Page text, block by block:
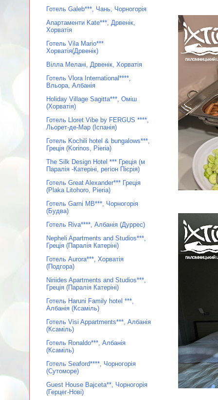
Готель Galeb***, Чань, Чорногорія
Апартаменти Kate***, Дрвенік,
Хорватія
Готель Vila Mario***
Хорватія(Дрвенік)
Вілла Мелані, Дрвенік, Хорватія
Готель Vlora International****,
Вльора, Албанія
Holiday Village Sagitta***, Оміш
(Хорватія)
Готель Lloret Vibe by FERGUS ****,
Льорет-де-Мар (Іспанія)
Готель Kochili hotel & bungalows***,
Греція (Korinos, Pieria)
The Silk Design Hotel *** Греція (м
Паралія -Катеріні, регіон Пієрія)
Готель Great Alexander*** Греція
(Plaka Litohoro, Pieria)
Готель Garni MB***, Чорногорія
(Будва)
Готель Riva****, Албанія (Дуррес)
Nepheli Apartments and Studios***,
Греція (Паралія Катеріні)
Готель Aurora***, Хорватія
(Подгора)
Niriides Apartments and Studios***,
Греція (Паралія Катеріні)
Готель Haruni Family hotel ***,
Албанія (Ксаміль)
Готель Visi Appartments***, Албанія
(Ксаміль)
Готель Ronaldo***, Албанія
(Ксаміль)
Готель Seaford****, Чорногорія
(Сутоморе)
Guest House Bajceta**, Чорногорія
(Герцег-Нові)